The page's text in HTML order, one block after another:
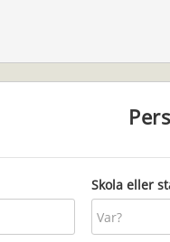
Skola eller